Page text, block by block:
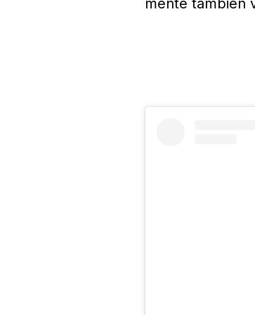
mente también